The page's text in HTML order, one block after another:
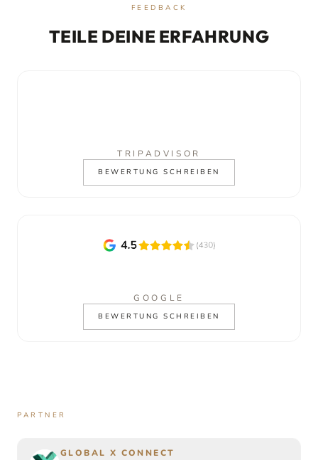
FEEDBACK
TEILE DEINE ERFAHRUNG
TRIPADVISOR
BEWERTUNG SCHREIBEN
GOOGLE
BEWERTUNG SCHREIBEN
PARTNER
GLOBAL X CONNECT